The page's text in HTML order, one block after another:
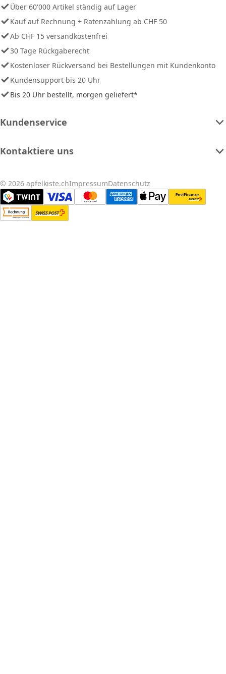
Über 60'000 Artikel ständig auf Lager
Kauf auf Rechnung + Ratenzahlung ab CHF 50
Ab CHF 15 versandkostenfrei
30 Tage Rückgaberecht
Kostenloser Rückversand bei Bestellungen mit Kundenkonto
Kundensupport bis 20 Uhr
Bis 20 Uhr bestellt, morgen geliefert*
Kundenservice
Kontaktiere uns
© 2026 apfelkiste.chImpressumDatenschutz